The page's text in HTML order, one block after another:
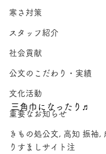
寒さ対策
スタッフ紹介
社会貢献
公文のこだわり・実績
文化活動
重要なお知らせ
きもの処公文, 高知 振袖,
りすましサイト注
三角巾になったり♬